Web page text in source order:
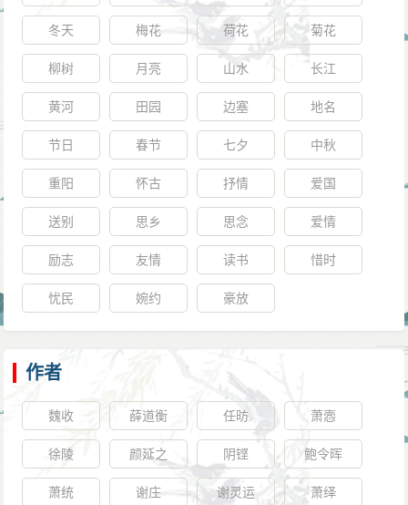
应陈邦彦。邦彦军船上插朱饰青旗，他们原来是知道
的，但由于时值黄昏，暮色苍茫，士兵们竟然不能分辨
旗色，望见前面黑压压一片战船，乘风破浪而来，以为
大队清兵杀到，心下不免着慌，及至看清楚在敌人的背
后还有自己人时，大乱阵脚，终大败亏输。
之后，陈邦彦纠合败卒转攻三水，又转攻高明，继
而与清兵接仗于新会和香山，后来得到故明清远指挥白
常灿接应，遁人清远，在江口设木栅顽抗。清兵追到，
再次施以火攻，陈军连战失利，部将霍师连连阵亡，不
得已而退入城中固守。
清兵围城，宁死不屈
下午，陈邦彦身上多处受伤，次子馨尹死难，他本人亦
肩中三刀，鲜血淋漓。心知大势已去，便退走到朱氏
园，在园壁上题了三首诗，其中一首六言诗写道：
“平生报国怀深，日望西方好音。已共苌弘化碧，还
同屈子俱沉”。
冬天 梅花 荷花 菊花
柳树 月亮 山水 长江
黄河 田园 边塞 地名
节日 春节 七夕 中秋
重阳 怀古 抒情 爱国
送别 思乡 思念 爱情
励志 友情 读书 惜时
忧民 婉约 豪放
作者
魏收 薛道衡 任昉 萧悫
徐陵 颜延之 阴铿 鲍令晖
萧统 谢庄 谢灵运 萧绎